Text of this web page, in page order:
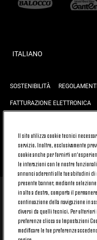
ITALIANO
SOSTENIBILITÀ REGOLAMENTI
FATTURAZIONE ELETTRONICA
TORNA SU
© 2026 Juventus Football
Juventus Football Club S.p.A.
CONTACT CENTER (+39)
venerdì (9-20) e il sabato (9-
Il costo del servizio varia in
Il sito utilizza cookie tecnici
servizio. Inoltre, esclusivamente
cookie anche per fornirti
le interazioni con le nostre
annunci aderenti alle tue abitudini di
presente banner, mediante
in alto a destra, comporta il
continuazione della navigazione in
diversi da quelli tecnici. Per ulteriori
preferenze clicca su Impostazioni
modificare le tue preferenze